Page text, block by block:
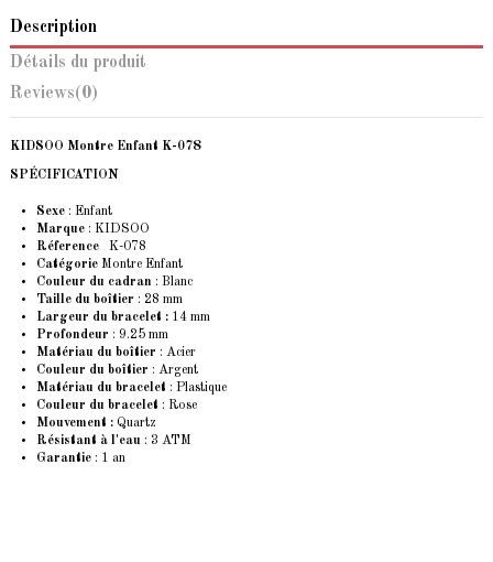
Description
Détails du produit
Reviews(0)
KIDSOO Montre Enfant K-078
SPÉCIFICATION
Sexe : Enfant
Marque : KIDSOO
Réference
K-078
Catégorie Montre Enfant
Couleur du cadran : Blanc
Taille du boîtier : 28 mm
Largeur du bracelet : 14 mm
Profondeur : 9.25 mm
Matériau du boîtier : Acier
Couleur du boîtier : Argent
Matériau du bracelet : Plastique
Couleur du bracelet : Rose
Mouvement : Quartz
Résistant à l'eau : 3 ATM
Garantie : 1 an